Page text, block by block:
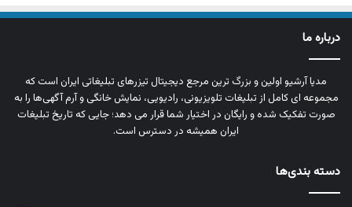
درباره ما
مدیا آرشیو اولین و بزرگ‌ ترین مرجع دیجیتال تیزرهای تبلیغاتی ایران است که
مجموعه‌ ای کامل از تبلیغات تلویزیونی، رادیویی، نمایش خانگی و آرم‌ آگهی‌ها را به‌
صورت تفکیک‌ شده و رایگان در اختیار شما قرار می‌ دهد؛ جایی که تاریخ تبلیغات
ایران همیشه در دسترس است.
دسته بندی‌ها